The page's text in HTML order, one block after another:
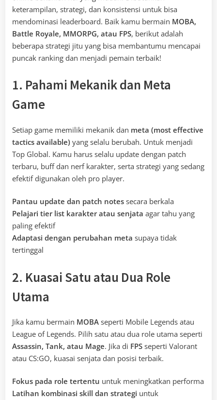
keterampilan, strategi, dan konsistensi untuk bisa
mendominasi leaderboard. Baik kamu bermain MOBA,
Battle Royale, MMORPG, atau FPS, berikut adalah
beberapa strategi jitu yang bisa membantumu mencapai
puncak ranking dan menjadi pemain terbaik!
1. Pahami Mekanik dan Meta
Game
Setiap game memiliki mekanik dan meta (most effective
tactics available) yang selalu berubah. Untuk menjadi
Top Global. Kamu harus selalu update dengan patch
terbaru, buff dan nerf karakter, serta strategi yang sedang
efektif digunakan oleh pro player.
Pantau update dan patch notes secara berkala
Pelajari tier list karakter atau senjata agar tahu yang
paling efektif
Adaptasi dengan perubahan meta supaya tidak
tertinggal
2. Kuasai Satu atau Dua Role
Utama
Jika kamu bermain MOBA seperti Mobile Legends atau
League of Legends. Pilih satu atau dua role utama seperti
Assassin, Tank, atau Mage. Jika di FPS seperti Valorant
atau CS:GO, kuasai senjata dan posisi terbaik.
Fokus pada role tertentu untuk meningkatkan performa
Latihan kombinasi skill dan strategi untuk